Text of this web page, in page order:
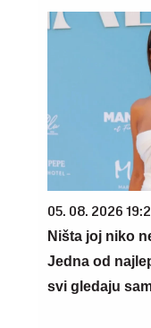
05. 08. 2026
Ništa joj niko
Jedna od
svi gledaju